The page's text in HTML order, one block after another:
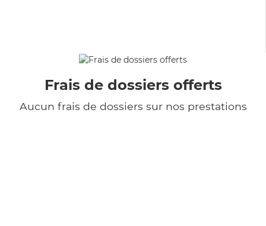
Frais de dossiers offerts
Aucun frais de dossiers sur nos prestations